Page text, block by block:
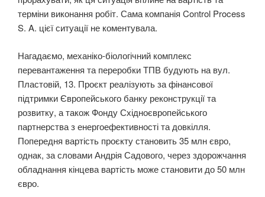
терміни виконання робіт. Сама компанія Control Process
S. A. цієї ситуації не коментувала.
Нагадаємо, механіко-біологічний комплекс
перевантаження та переробки ТПВ будують на вул.
Пластовій, 13. Проєкт реалізують за фінансової
підтримки Європейського банку реконструкції та
розвитку, а також Фонду Східноєвропейського
партнерства з енергоефективності та довкілля.
Попередня вартість проєкту становить 35 млн євро,
однак, за словами Андрія Садового, через здорожчання
обладнання кінцева вартість може становити до 50 млн
євро.